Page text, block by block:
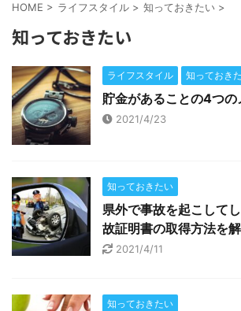
HOME > ライフスタイル > 知っておきたい >
知っておきたい
ライフスタイル 知っておき
貯金があることの4つの
2021/4/23
知っておきたい
県外で事故を起こして
故証明書の取得方法を
2021/4/11
知っておきたい